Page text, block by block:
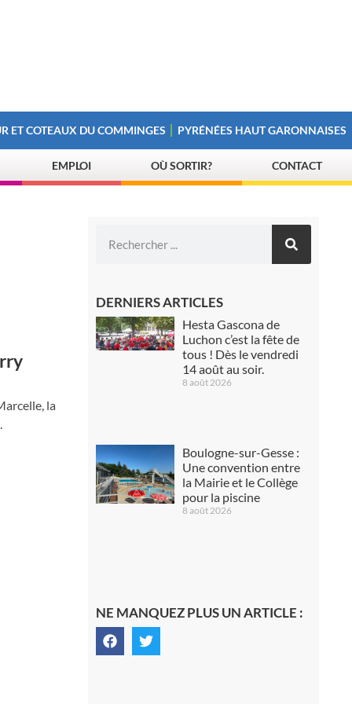
ET COTEAUX DU COMMINGES PYRÉNÉES HAUT GARONNAISES
EMPLOI OÙ SORTIR? CONTACT
la
DERNIERS ARTICLES
Hesta Gascona de
Luchon c’est la fête de
tous ! Dès le vendredi
14 août au soir.
8 août 2026
Boulogne-sur-Gesse :
Une convention entre
la Mairie et le Collège
pour la piscine
8 août 2026
NE MANQUEZ PLUS UN ARTICLE :